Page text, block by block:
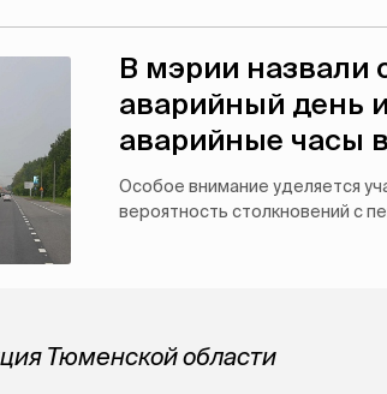
В мэрии назвали
аварийный день и
аварийные часы
Особое внимание уделяется
вероятность столкновений с
Тюменской области